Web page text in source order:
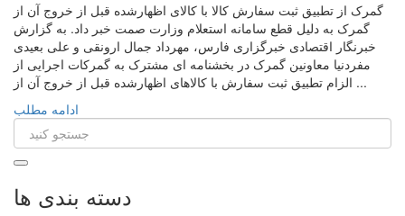
گمرک از تطبیق ثبت سفارش کالا با کالای اظهارشده قبل از خروج آن از
گمرک به دلیل قطع سامانه استعلام وزارت صمت خبر داد. به گزارش
خبرنگار اقتصادی خبرگزاری فارس، مهرداد جمال ارونقی و علی بعیدی
مفردنیا معاونین گمرک در بخشنامه ای مشترک به گمرکات اجرایی از
الزام تطبیق ثبت سفارش با کالاهای اظهارشده قبل از خروج آن از ...
ادامه مطلب
دسته بندی ها